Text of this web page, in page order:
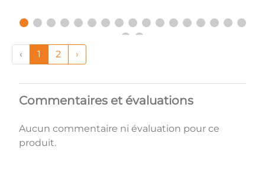
‹ 1 2 ›
Commentaires et évaluations
Aucun commentaire ni évaluation pour ce
produit.